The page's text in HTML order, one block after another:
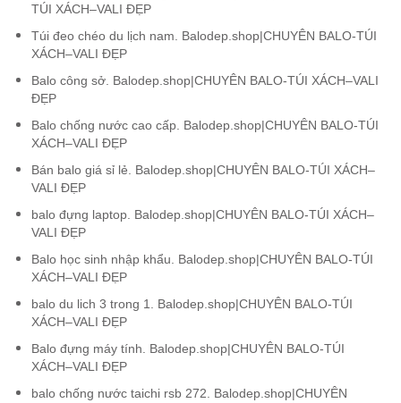
TÚI XÁCH–VALI ĐẸP
Túi đeo chéo du lịch nam. Balodep.shop|CHUYÊN BALO-TÚI
XÁCH–VALI ĐẸP
Balo công sở. Balodep.shop|CHUYÊN BALO-TÚI XÁCH–VALI
ĐẸP
Balo chống nước cao cấp. Balodep.shop|CHUYÊN BALO-TÚI
XÁCH–VALI ĐẸP
Bán balo giá sỉ lẻ. Balodep.shop|CHUYÊN BALO-TÚI XÁCH–
VALI ĐẸP
balo đựng laptop. Balodep.shop|CHUYÊN BALO-TÚI XÁCH–
VALI ĐẸP
Balo học sinh nhập khẩu. Balodep.shop|CHUYÊN BALO-TÚI
XÁCH–VALI ĐẸP
balo du lich 3 trong 1. Balodep.shop|CHUYÊN BALO-TÚI
XÁCH–VALI ĐẸP
Balo đựng máy tính. Balodep.shop|CHUYÊN BALO-TÚI
XÁCH–VALI ĐẸP
balo chống nước taichi rsb 272. Balodep.shop|CHUYÊN